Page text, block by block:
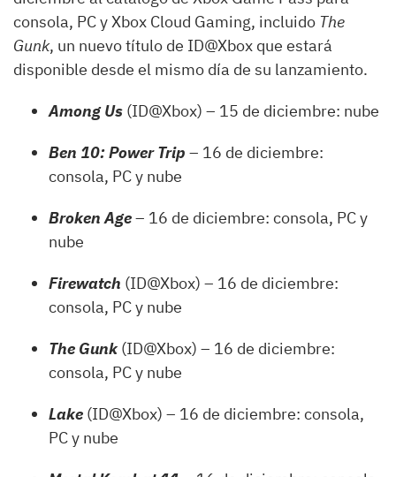
consola, PC y Xbox Cloud Gaming, incluido The
Gunk, un nuevo título de ID@Xbox que estará
disponible desde el mismo día de su lanzamiento.
Among Us (ID@Xbox) – 15 de diciembre: nube
Ben 10: Power Trip – 16 de diciembre:
consola, PC y nube
Broken Age– 16 de diciembre: consola, PC y
nube
Firewatch (ID@Xbox) – 16 de diciembre:
consola, PC y nube
The Gunk(ID@Xbox) – 16 de diciembre:
consola, PC y nube
Lake (ID@Xbox) – 16 de diciembre: consola,
PC y nube